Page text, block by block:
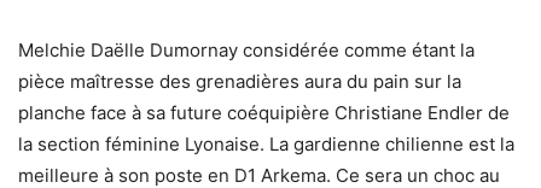
Melchie Daëlle Dumornay considérée comme étant la
pièce maîtresse des grenadières aura du pain sur la
planche face à sa future coéquipière Christiane Endler de
la section féminine Lyonaise. La gardienne chilienne est la
meilleure à son poste en D1 Arkema. Ce sera un choc au